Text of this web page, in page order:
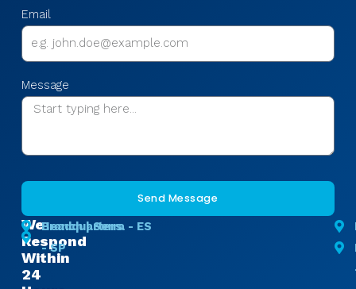
Email
Message
Send Message
We
Respond
Within
24
Headquarters
- SP
Branch | Serra - ES